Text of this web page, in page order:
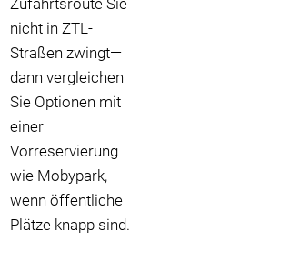
Zufahrtsroute Sie
nicht in ZTL-
Straßen zwingt—
dann vergleichen
Sie Optionen mit
einer
Vorreservierung
wie Mobypark,
wenn öffentliche
Plätze knapp sind.